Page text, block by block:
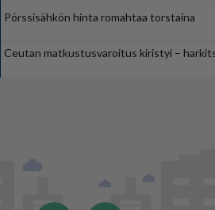
Pörssisähkön hinta romahtaa torstaina
Ceutan matkustusvaroitus kiristyi –